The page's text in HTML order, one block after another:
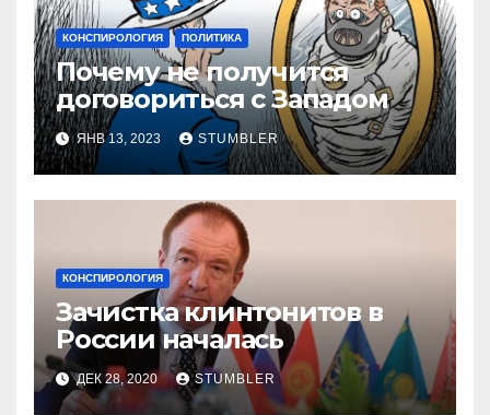
КОНСПИРОЛОГИЯ ПОЛИТИКА
Почему не получится
договориться с Западом
ЯНВ 13, 2023 STUMBLER
КОНСПИРОЛОГИЯ
Зачистка клинтонитов в
России началась
ДЕК 28, 2020 STUMBLER